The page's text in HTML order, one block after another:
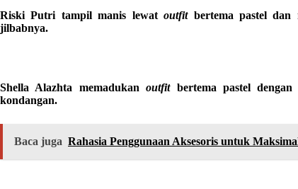
Riski Putri tampil manis lewatoutfit bertema pastel
jilbabnya.
Shella Alazhta memadukanoutfit bertema pastel dengan
kondangan.
Baca juga Rahasia Penggunaan Aksesoris untuk